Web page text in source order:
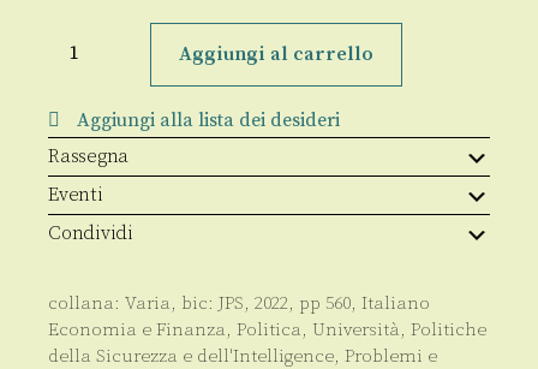
conflitti,
cyberspazio
quantità
Aggiungi al carrello
Aggiungi alla lista dei desideri
Rassegna
Eventi
Condividi
collana: Varia, bic: JPS, 2022, pp 560, Italiano
Economia e Finanza, Politica, Università, Politiche
della Sicurezza e dell'Intelligence, Problemi e